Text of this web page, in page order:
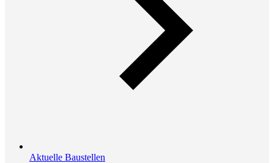
Aktuelle Baustellen